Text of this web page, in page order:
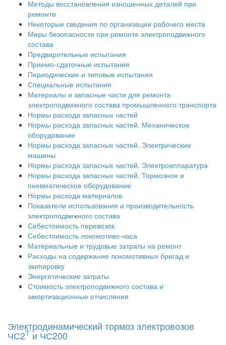
Методы восстановления изношенных деталей при
ремонте
Некоторые сведения по организации рабочего места
Меры безопасности при ремонте электроподвижного
состава
Предварительные испытания
Приемо-сдаточные испытания
Периодические и типовые испытания
Специальные испытания
Материалы и запасные части для ремонта
электроподвижного состава промышленного транспорта
Нормы расхода запасных частей
Нормы расхода запасных частей. Механическое
оборудование
Нормы расхода запасных частей. Электрические
машины
Нормы расхода запасных частей. Электроаппаратура
Нормы расхода запасных частей. Тормозное и
пневматическое оборудование
Нормы расхода материалов
Показатели использования и производительность
электроподвижного состава
Себестоимость перевозок
Себестоимость локомотиво-часа
Материальные и трудовые затраты на ремонт
Расходы на содержание локомотивных бригад и
экипировку
Энергетические затраты
Стоимость электроподвижного состава и
амортизационные отчисления
Электродинамический тормоз электровозов
ЧС2Т и ЧС200